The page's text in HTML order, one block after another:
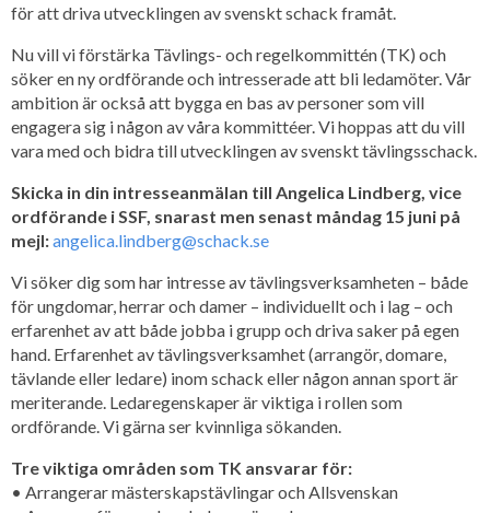
för att driva utvecklingen av svenskt schack framåt.
Nu vill vi förstärka Tävlings- och regelkommittén (TK) och
söker en ny ordförande och intresserade att bli ledamöter. Vår
ambition är också att bygga en bas av personer som vill
engagera sig i någon av våra kommittéer. Vi hoppas att du vill
vara med och bidra till utvecklingen av svenskt tävlingsschack.
Skicka in din intresseanmälan till Angelica Lindberg, vice
ordförande i SSF, snarast men senast måndag 15 juni på
mejl:angelica.lindberg@schack.se
Vi söker dig som har intresse av tävlingsverksamheten – både
för ungdomar, herrar och damer – individuellt och i lag – och
erfarenhet av att både jobba i grupp och driva saker på egen
hand. Erfarenhet av tävlingsverksamhet (arrangör, domare,
tävlande eller ledare) inom schack eller någon annan sport är
meriterande. Ledaregenskaper är viktiga i rollen som
ordförande. Vi gärna ser kvinnliga sökanden.
Tre viktiga områden som TK ansvarar för:
• Arrangerar mästerskapstävlingar och Allsvenskan